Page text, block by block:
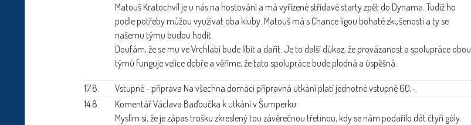
Matouš Kratochvíl je u nás na hostování a má vyřízené střídavé starty zpět do Dynama. Tudíž ho
podle potřeby můžou využívat oba kluby. Matouš má s Chance ligou bohaté zkušenosti a ty se
našemu týmu budou hodit.
Doufám, že se mu ve Vrchlabí bude líbit a dařit. Je to další důkaz, že provázanost a spolupráce obou
týmů funguje velice dobře a věříme, že tato spolupráce bude plodná a úspěšná.
17.8. Vstupné - příprava Na všechna domácí přípravná utkání platí jednotné vstupné 60,-.
14.8.
Komentář Václava Baďoučka k utkání v Šumperku:
Myslím si, že je zápas trošku zkreslený tou závěrečnou třetinou, kdy se nám podařilo dát čtyři góly.